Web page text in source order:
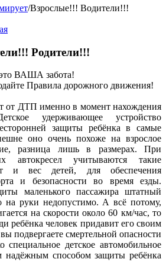
/Взрослые!!! Водители!!!
Родители!!!
ВАША забота!
Правила дорожного движения!
от ДТП именно в момент нахождения
удерживающее устройство
защиты ребёнка в самые
оно очень похоже на взрослое
разница лишь в размерах. При
автокресел учитываются такие
и вес детей, для обеспечения
и безопасности во время езды.
маленького пассажира штатный
на руки недопустимо. А всё потому,
на скорости около 60 км/час, то
ребёнка человек придавит его своим
подвергаете смертельной опасности
специальное детское автомобильное
надёжным способом защиты ребёнка